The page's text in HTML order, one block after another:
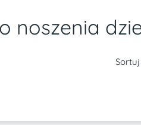
noszenia